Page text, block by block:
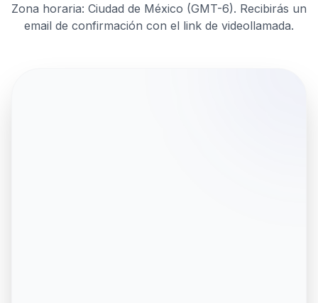
Zona horaria: Ciudad de México (GMT-6). Recibirás un
email de confirmación con el link de videollamada.